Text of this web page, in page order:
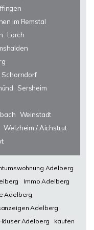
im Remstal
Lorch
Schorndorf
Sersheim
Weinstadt
Welzheim / Aichstrut
Adelberg
Immo Adelberg
Adelberg
Adelberg
Adelberg
kaufen